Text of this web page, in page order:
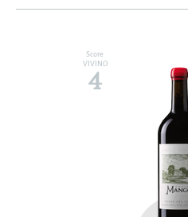
Score
VIVINO
4